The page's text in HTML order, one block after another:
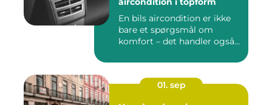
En bils aircondition er ikke
bare et spørgsmål om
komfort – det handler også...
01. sep